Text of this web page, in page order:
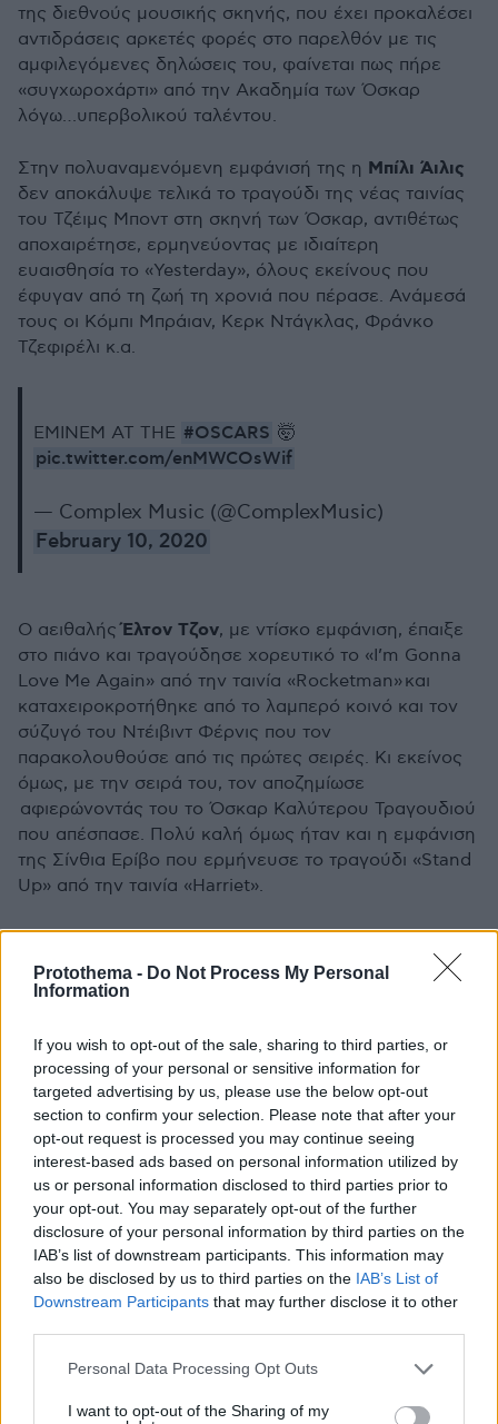
Protothema - Do Not Process My Personal
Information
If you wish to opt-out of the sale, sharing to third parties, or
processing of your personal or sensitive information for
targeted advertising by us, please use the below opt-out
section to confirm your selection. Please note that after your
opt-out request is processed you may continue seeing
interest-based ads based on personal information utilized by
us or personal information disclosed to third parties prior to
your opt-out. You may separately opt-out of the further
disclosure of your personal information by third parties on the
IAB’s list of downstream participants. This information may
also be disclosed by us to third parties on the IAB’s List of
Downstream Participants that may further disclose it to other
Please note that this website/app uses one or more Google
not limited to your visit or usage behaviour. You may click to
Personal Data Processing Opt Outs
I want to opt-out of the Sharing of my
της διεθνούς μουσικής σκηνής, που έχει προκαλέσει
αντιδράσεις αρκετές φορές στο παρελθόν με τις
αμφιλεγόμενες δηλώσεις του, φαίνεται πως πήρε
«συγχωροχάρτι» από την Ακαδημία των Όσκαρ
λόγω…υπερβολικού ταλέντου.
Στην πολυαναμενόμενη εμφάνισή της η Μπίλι Άιλις
δεν αποκάλυψε τελικά το τραγούδι της νέας ταινίας
του Τζέιμς Μποντ στη σκηνή των Όσκαρ, αντιθέτως
αποχαιρέτησε, ερμηνεύοντας με ιδιαίτερη
ευαισθησία το «Yesterday», όλους εκείνους που
έφυγαν από τη ζωή τη χρονιά που πέρασε. Ανάμεσά
τους οι Κόμπι Μπράιαν, Κερκ Ντάγκλας, Φράνκο
Τζεφιρέλι κ.α.
EMINEM AT THE #OSCARS 🤯
pic.twitter.com/enMWCOsWif
— Complex Music (@ComplexMusic)
February 10, 2020
Ο αειθαλήςΈλτον Τζον, με ντίσκο εμφάνιση, έπαιξε
στο πιάνο και τραγούδησε χορευτικό το «I’m Gonna
Love Me Again» από την ταινία «Rocketman» και
καταχειροκροτήθηκε από το λαμπερό κοινό και τον
σύζυγό του Ντέιβιντ Φέρνις που τον
παρακολουθούσε από τις πρώτες σειρές. Κι εκείνος
όμως, με την σειρά του, τον αποζημίωσε
αφιερώνοντάς του το Όσκαρ Καλύτερου Τραγουδιού
που απέσπασε. Πολύ καλή όμως ήταν και η εμφάνιση
της Σίνθια Ερίβο που ερμήνευσε το τραγούδι «Stand
Up» από την ταινία «Harriet».
Όσο για την απουσία γυναικών στις περισσότερες
φετινές κατηγορίες, αυτή έγινε προσπάθεια να
καλυφθεί με την εμφάνιση μιας γυναίκας – μαέστρου
πρόγραμμα με δημοφιλή οσκαρικά μουσικά θέματα.
Το κόκκινο χαλί
Η λάμψη, οι εντυπωσιακές εμφανίσεις και τα φλας
πρωταγωνίστησαν, και φέτος, στο κόκκινο χαλί των
Όσκαρ. Τις εντυπώσεις έκλεψαν η Σαρλίζ Θέρον με
μια υπέροχη μάξι μαύρη τουαλέτα του οίκου Dior
που αναδείκνυε τις τέλειες αναλογίες, η Σκάρλετ
Γιόχανσον με το λαμπερό σε μεταλλικούς τόνους
στράπλες φόρεμά της, η Ρενέ Ζελβέγκερ η οποία
έντονες εκδηλώσεις θαυμασμού απέσπασαν, κατά
την είσοδό τους, ο Μπραντ Πιτ, ακαταμάχητα